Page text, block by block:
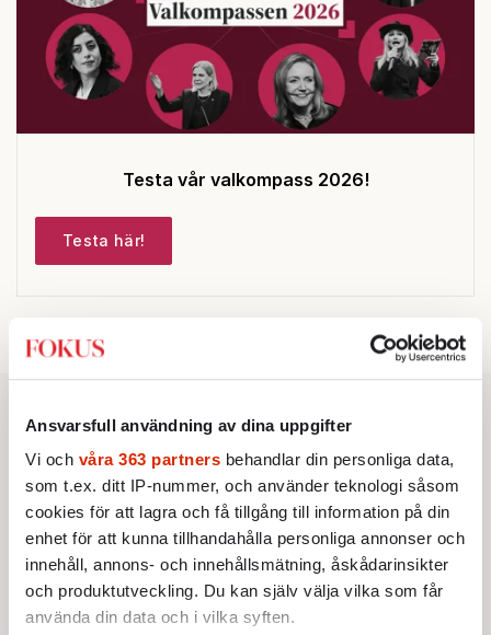
Ansvarsfull användning av dina uppgifter
Vi och våra 363 partners behandlar din personliga data,
som t.ex. ditt IP-nummer, och använder teknologi såsom
cookies för att lagra och få tillgång till information på din
enhet för att kunna tillhandahålla personliga annonser och
innehåll, annons- och innehållsmätning, åskådarinsikter
och produktutveckling. Du kan själv välja vilka som får
använda din data och i vilka syften.
Testa vår valkompass 2026!
Testa här!